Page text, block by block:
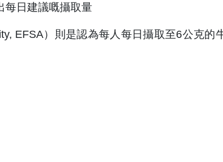
每日建議嘅攝取量
EFSA）則是認為每人每日攝取至6公克的